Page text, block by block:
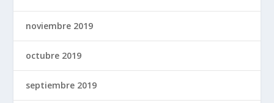
noviembre 2019
octubre 2019
septiembre 2019